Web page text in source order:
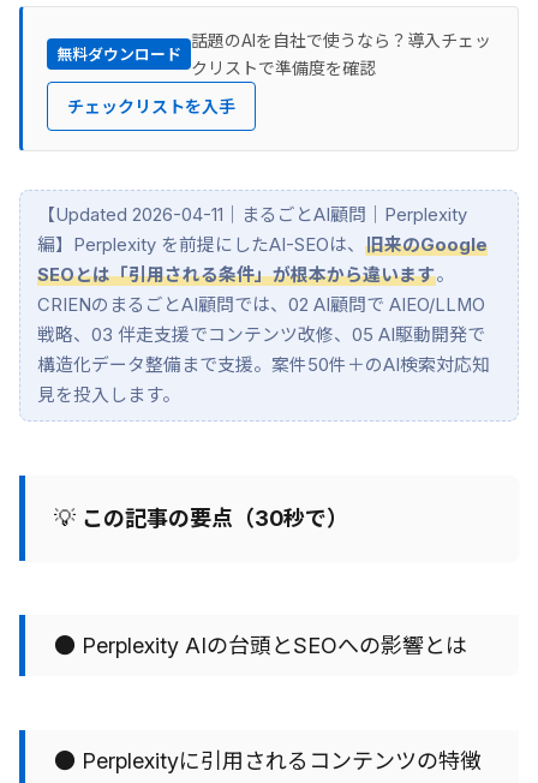
無料ダウンロード
話題のAIを自社で使うなら？導入チェッ
クリストで準備度を確認
チェックリストを入手
【Updated 2026-04-11｜まるごとAI顧問｜Perplexity
編】Perplexity を前提にしたAI-SEOは、 旧来のGoogle
SEOとは「引用される条件」が根本から違います。
CRIENのまるごとAI顧問では、02 AI顧問で AIEO/LLMO
戦略、03 伴走支援でコンテンツ改修、05 AI駆動開発で
構造化データ整備まで支援。案件50件＋のAI検索対応知
見を投入します。
💡 この記事の要点（30秒で）
● Perplexity AIの台頭とSEOへの影響とは
● Perplexityに引用されるコンテンツの特徴